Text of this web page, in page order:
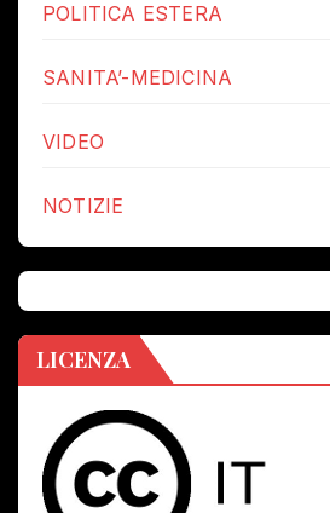
POLITICA ESTERA
SANITA’-MEDICINA
VIDEO
NOTIZIE
LICENZA